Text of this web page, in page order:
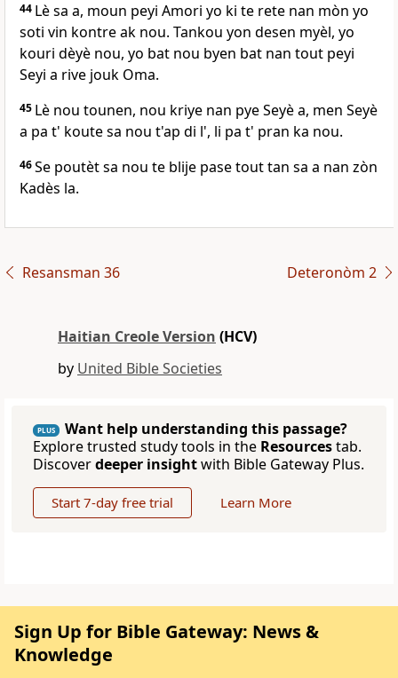
44 Lè sa a, moun peyi Amori yo ki te rete nan mòn yo
soti vin kontre ak nou. Tankou yon desen myèl, yo
kouri dèyè nou, yo bat nou byen bat nan tout peyi
Seyi a rive jouk Oma.
45 Lè nou tounen, nou kriye nan pye Seyè a, men Seyè
a pa t' koute sa nou t'ap di l', li pa t' pran ka nou.
46Se poutèt sa nou te blije pase tout tan sa a nan zòn
Kadès la.
Resansman 36 Deteronòm 2
Haitian Creole Version (HCV)
by United Bible Societies
PLUS
Want help understanding this passage?
Explore trusted study tools in the Resourcestab.
Discoverdeeper insightwith Bible Gateway Plus.
Start 7-day free trial Learn More
Sign Up for Bible Gateway: News &
Knowledge